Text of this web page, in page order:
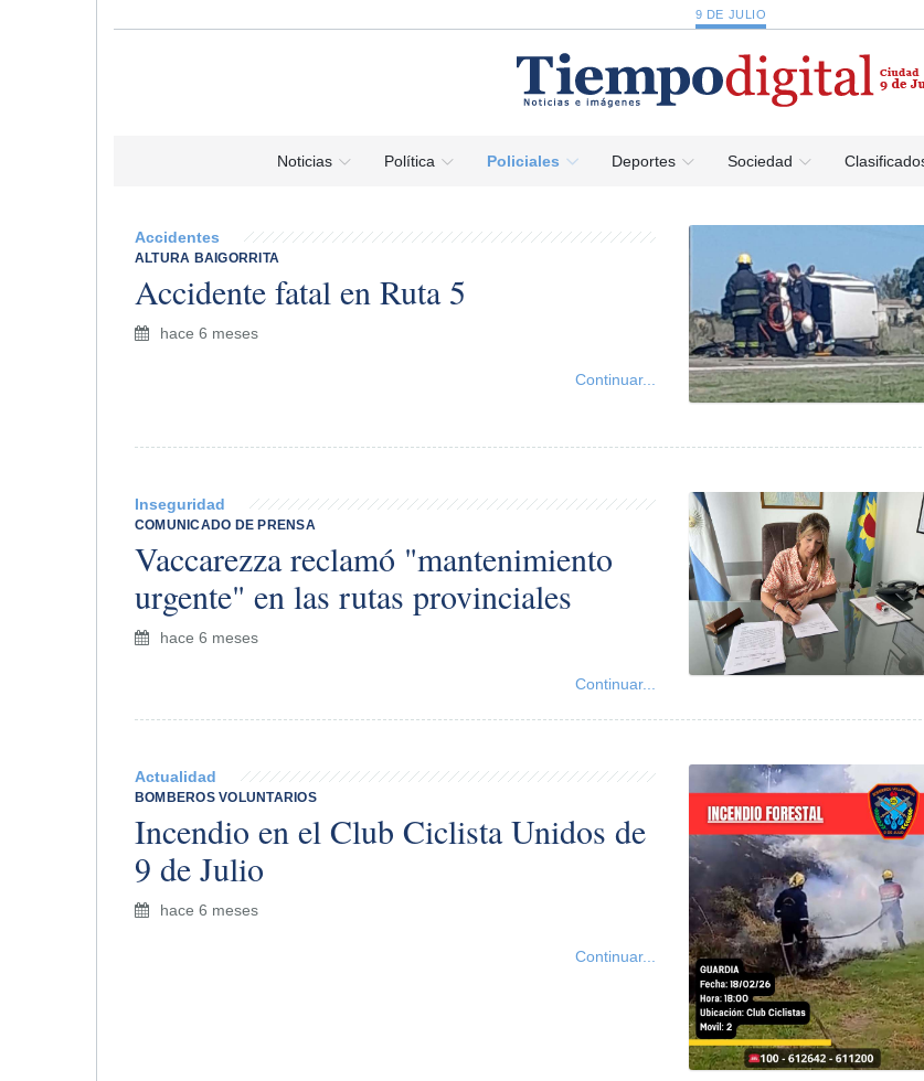
9 DE JULIO
Noticias Política Policiales Deportes Sociedad
Accidentes
ALTURA BAIGORRITA
Accidente fatal en Ruta 5
hace 6 meses
Continuar...
Inseguridad
COMUNICADO DE PRENSA
Vaccarezza reclamó "mantenimiento
urgente" en las rutas provinciales
hace 6 meses
Continuar...
Actualidad
BOMBEROS VOLUNTARIOS
Incendio en el Club Ciclista Unidos de
9 de Julio
hace 6 meses
Continuar...